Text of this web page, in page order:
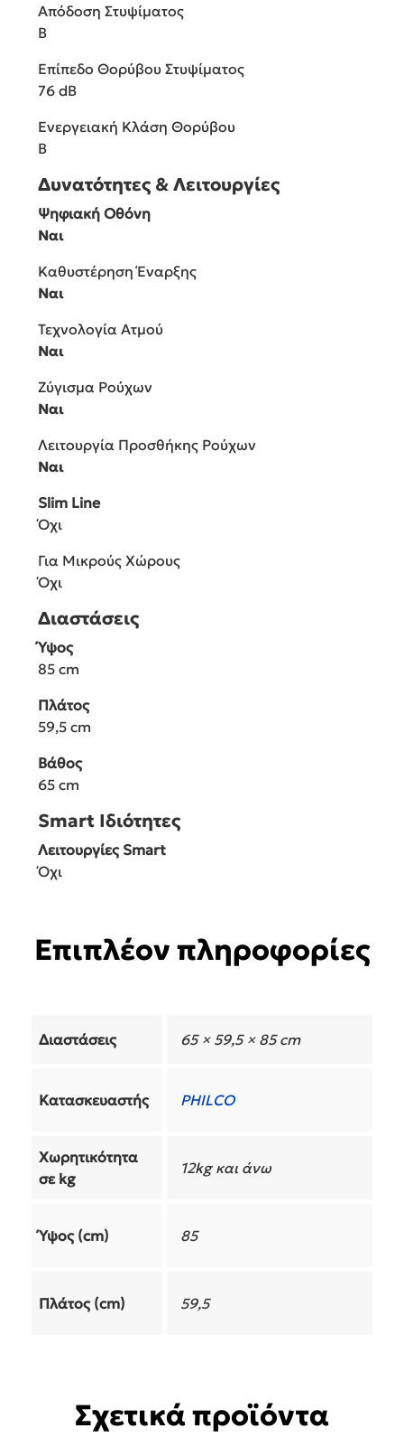
Απόδοση Στυψίματος
B
Επίπεδο Θορύβου Στυψίματος
76 dB
Ενεργειακή Κλάση Θορύβου
B
Δυνατότητες & Λειτουργίες
Ψηφιακή Οθόνη
Ναι
Καθυστέρηση Έναρξης
Ναι
Τεχνολογία Ατμού
Ναι
Ζύγισμα Ρούχων
Ναι
Λειτουργία Προσθήκης Ρούχων
Ναι
Slim Line
Όχι
Για Μικρούς Χώρους
Όχι
Διαστάσεις
Ύψος
85 cm
Πλάτος
59,5 cm
Βάθος
65 cm
Smart Ιδιότητες
Λειτουργίες Smart
Όχι
Επιπλέον πληροφορίες
Διαστάσεις 65 × 59,5 × 85 cm
Κατασκευαστής PHILCO
Χωρητικότητα
σε kg
12kg και άνω
Ύψος (cm) 85
Πλάτος (cm) 59,5
Σχετικά προϊόντα